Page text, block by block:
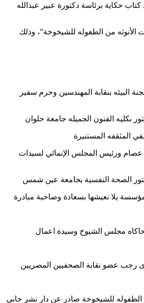
حكاية برئاسة دكتورة عبير عبدالله
الأنوثه من الطفوله للشيخوخة”، وذلك
البيئه بنقابة المهندسين وحرم سفير
بكليه الفنون الجميله جامعة حلوان
المثقفه المستنيرة
عصام ورئيس المجلس الإنمائي لسيدات
الصحة النفسية بجامعة عين شمس
يلا نعيشها بسعادة وصاحبة مبادرة
مجلس الشيوخ وسيدة اعمال
رجب عضو نقابة الصحفيين المصريين
الطفوله للشيخوخة صادر عن دار نشر حابي